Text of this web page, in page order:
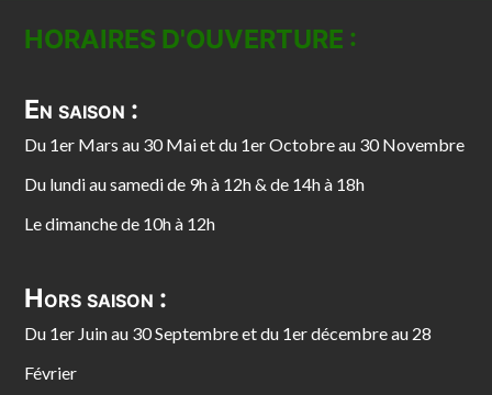
HORAIRES D'OUVERTURE :
En saison :
Du 1er Mars au 30 Mai et du 1er Octobre au 30 Novembre
Du lundi au samedi de 9h à 12h & de 14h à 18h
Le dimanche de 10h à 12h
Hors saison :
Du 1er Juin au 30 Septembre et du 1er décembre au 28
Février